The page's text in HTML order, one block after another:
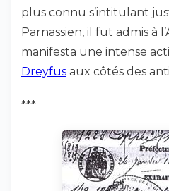
plus connu s’intitulant
Parnassien, il fut admis à
manifesta une intense
Dreyfus aux côtés des
***